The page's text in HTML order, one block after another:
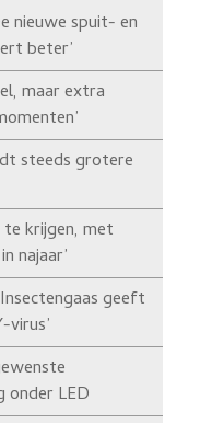
nieuwe spuit- en
beter’
maar extra
steeds grotere
krijgen, met
najaar’
geeft
virus’
onder LED